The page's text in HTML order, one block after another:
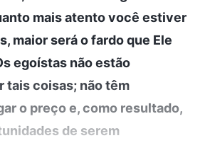
mais atento você estiver
maior será o fardo que Ele
egoístas não estão
tais coisas; não têm
o preço e, como resultado,
de serem